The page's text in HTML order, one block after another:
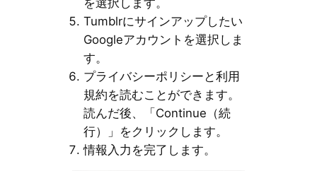
Tumblrにサインアップしたい
Googleアカウントを選択しま
す。
プライバシーポリシーと利用
規約を読むことができます。
読んだ後、「Continue（続
行）」をクリックします。
情報入力を完了します。